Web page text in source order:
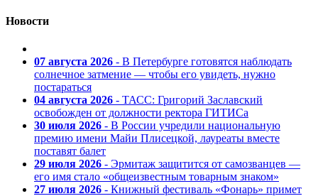
Новости
07 августа 2026 - В Петербурге готовятся наблюдать
солнечное затмение — чтобы его увидеть, нужно
постараться
04 августа 2026 - ТАСС: Григорий Заславский
освобожден от должности ректора ГИТИСа
30 июля 2026 - В России учредили национальную
премию имени Майи Плисецкой, лауреаты вместе
поставят балет
29 июля 2026 - Эрмитаж защитится от самозванцев —
его имя стало «общеизвестным товарным знаком»
27 июля 2026 - Книжный фестиваль «Фонарь» примет